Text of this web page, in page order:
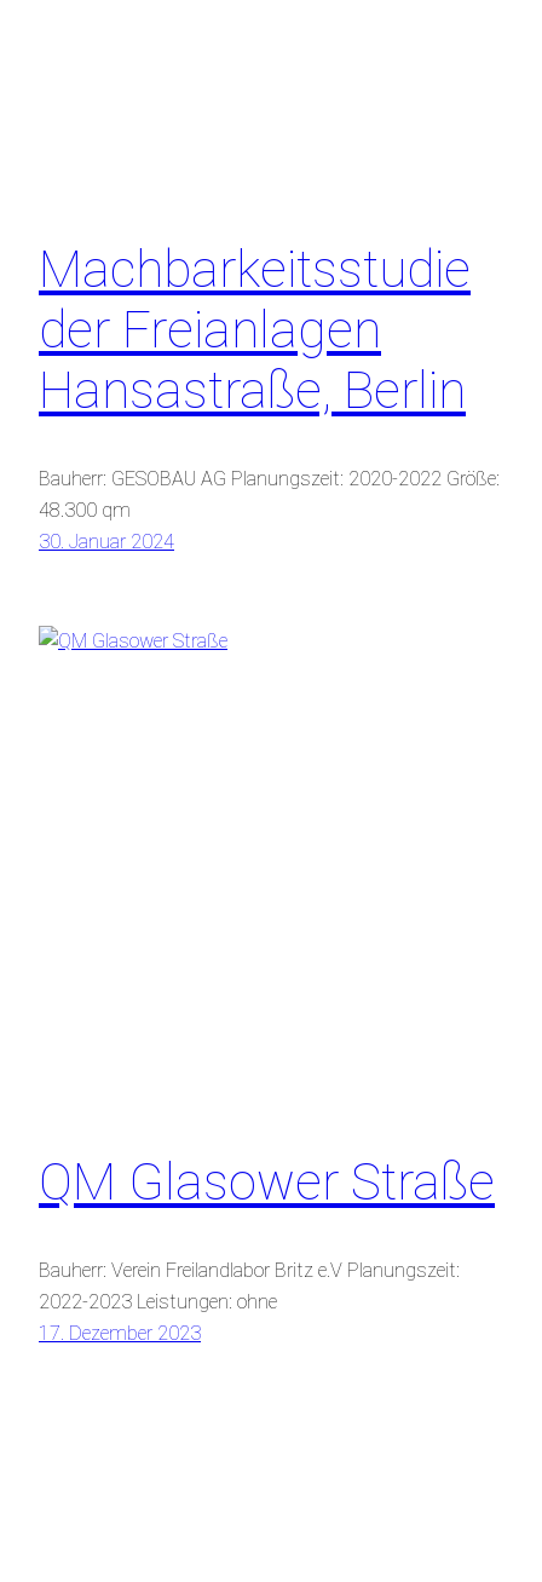
Machbarkeitsstudie
der Freianlagen
Hansastraße, Berlin
Bauherr: GESOBAU AG Planungszeit: 2020-2022 Größe:
48.300 qm
30. Januar 2024
QM Glasower Straße
Bauherr: Verein Freilandlabor Britz e.V Planungszeit:
2022-2023 Leistungen: ohne
17. Dezember 2023